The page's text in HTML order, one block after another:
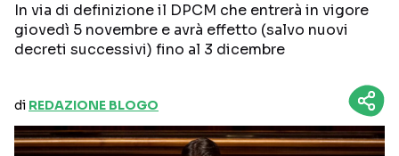
In via di definizione il DPCM che entrerà in vigore
giovedì 5 novembre e avrà effetto (salvo nuovi
decreti successivi) fino al 3 dicembre
di REDAZIONE BLOGO